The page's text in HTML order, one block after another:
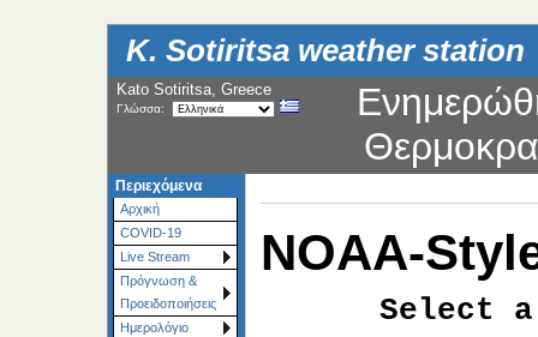
K. Sotiritsa weather station
Kato Sotiritsa, Greece
Γλώσσα:
Περιεχόμενα
Αρχική
COVID-19
Live Stream
Πρόγνωση &
Προειδοποιήσεις
Ημερολόγιο
NOAA-
Select